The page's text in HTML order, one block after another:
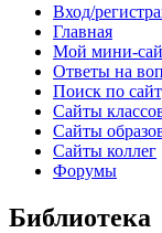
Вход/
Главная
Мой мини-
Ответы на
Поиск по
Сайты
Сайты
Сайты коллег
Форумы
Библиотека